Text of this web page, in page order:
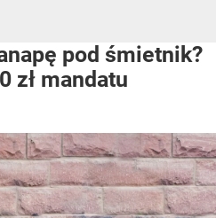
pod śmietnik?
zł mandatu